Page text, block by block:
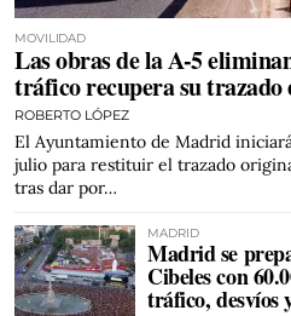
MOVILIDAD
Las obras de la A-5
tráfico recupera su trazado
ROBERTO LÓPEZ
El Ayuntamiento de Madrid
julio para restituir el trazado
tras dar por…
MADRID
Madrid se
Cibeles con
tráfico, desvíos